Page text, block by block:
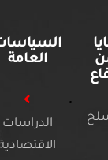
السياسات
العامة
الدراسات
الاقتصادية